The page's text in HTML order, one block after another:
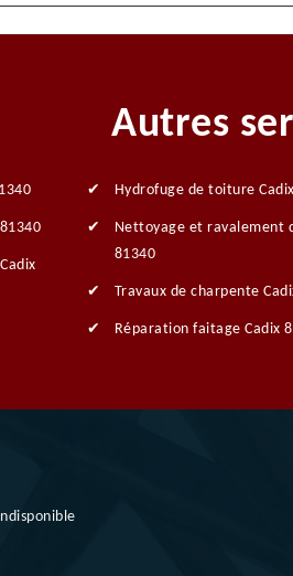
Autres
Hydrofuge de toiture
Nettoyage et ravalement
81340
Travaux de charpente
Réparation faitage Cadix